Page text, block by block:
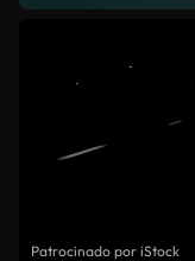
Patrocinado por iStock